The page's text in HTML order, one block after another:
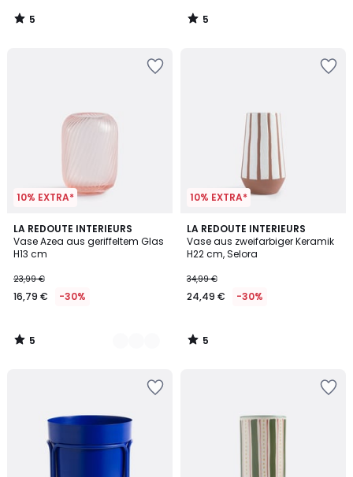
5
/
5
/
10% EXTRA*
LA REDOUTE INTERIEURS
Vase Azea aus geriffeltem Glas
H13 cm
23,99 €
16,79 € -30%
5
/
5
2
Farben
5
/
10% EXTRA*
LA REDOUTE INTERIEURS
Vase aus zweifarbiger Keramik
H22 cm, Selora
34,99 €
24,49 € -30%
5
/
5
5
/